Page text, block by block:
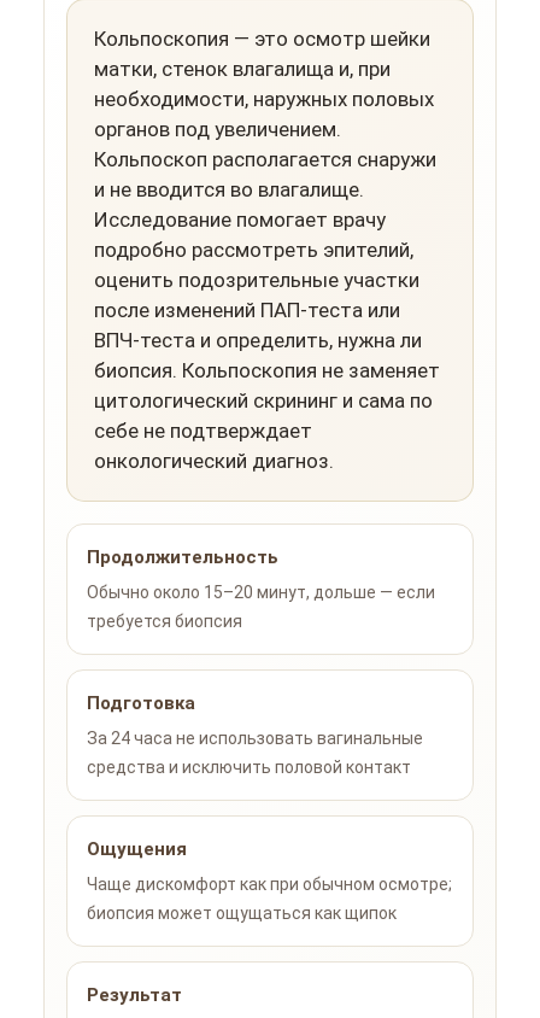
Кольпоскопия — это осмотр шейки
матки, стенок влагалища и, при
необходимости, наружных половых
органов под увеличением.
Кольпоскоп располагается снаружи
и не вводится во влагалище.
Исследование помогает врачу
подробно рассмотреть эпителий,
оценить подозрительные участки
после изменений ПАП-теста или
ВПЧ-теста и определить, нужна ли
биопсия. Кольпоскопия не заменяет
цитологический скрининг и сама по
себе не подтверждает
онкологический диагноз.
Продолжительность
Обычно около 15–20 минут, дольше — если
требуется биопсия
Подготовка
За 24 часа не использовать вагинальные
средства и исключить половой контакт
Ощущения
Чаще дискомфорт как при обычном осмотре;
биопсия может ощущаться как щипок
Результат